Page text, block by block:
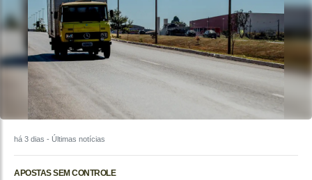
há 3 dias - Últimas notícias
APOSTAS SEM CONTROLE